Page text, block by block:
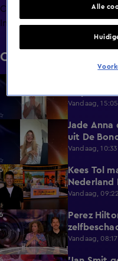
Clips
Info
Clips
1:44
Vandaag, 15:05
0:39
Jade
uit De
Vandaag, 10:33
3:12
Kees Tol
Nederland
Vandaag, 09:22
3:42
Perez
Vandaag, 08:17
Alle